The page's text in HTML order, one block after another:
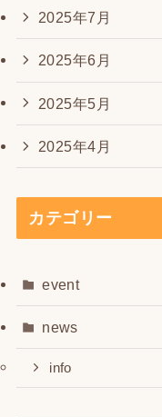
2025年7月
2025年6月
2025年5月
2025年4月
カテゴリー
event
news
info